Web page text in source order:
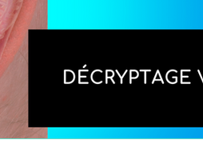
BASE D'ACUPUNCTURE
FORMATION